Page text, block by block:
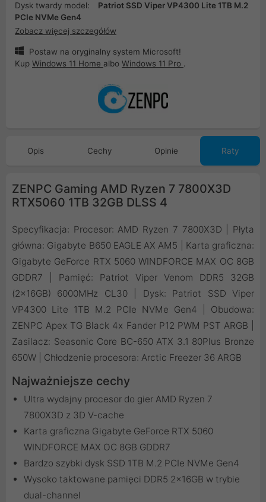
Dysk twardy model:
Patriot SSD Viper VP4300 Lite 1TB M.2
PCIe NVMe Gen4
Zobacz więcej szczegółów
Postaw na oryginalny system Microsoft!
Kup Windows 11 Home albo Windows 11 Pro .
Opis Cechy Opinie Raty
ZENPC Gaming AMD Ryzen 7 7800X3D
RTX5060 1TB 32GB DLSS 4
Specyfikacja: Procesor: AMD Ryzen 7 7800X3D | Płyta
główna: Gigabyte B650 EAGLE AX AM5 | Karta graficzna:
Gigabyte GeForce RTX 5060 WINDFORCE MAX OC 8GB
GDDR7 | Pamięć: Patriot Viper Venom DDR5 32GB
(2x16GB) 6000MHz CL30 | Dysk: Patriot SSD Viper
VP4300 Lite 1TB M.2 PCIe NVMe Gen4 | Obudowa:
ZENPC Apex TG Black 4x Fander P12 PWM PST ARGB |
Zasilacz: Seasonic Core BC-650 ATX 3.1 80Plus Bronze
650W | Chłodzenie procesora: Arctic Freezer 36 ARGB
Najważniejsze cechy
Ultra wydajny procesor do gier AMD Ryzen 7
7800X3D z 3D V-cache
Karta graficzna Gigabyte GeForce RTX 5060
WINDFORCE MAX OC 8GB GDDR7
Bardzo szybki dysk SSD 1TB M.2 PCIe NVMe Gen4
Wysoko taktowane pamięci DDR5 2x16GB w trybie
dual-channel